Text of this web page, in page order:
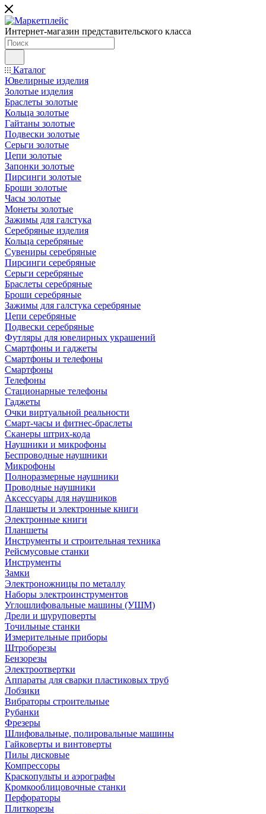
Интернет-магазин представительского класса
Каталог
Ювелирные изделия
Золотые изделия
Браслеты золотые
Кольца золотые
Гайтаны золотые
Подвески золотые
Серьги золотые
Цепи золотые
Запонки золотые
Пирсинги золотые
Броши золотые
Часы золотые
Монеты золотые
Зажимы для галстука
Серебряные изделия
Кольца серебряные
Сувениры серебряные
Пирсинги серебряные
Серьги серебряные
Браслеты серебряные
Броши серебряные
Зажимы для галстука серебряные
Цепи серебряные
Подвески серебряные
Футляры для ювелирных украшений
Смартфоны и гаджеты
Смартфоны и телефоны
Смартфоны
Телефоны
Стационарные телефоны
Гаджеты
Очки виртуальной реальности
Смарт-часы и фитнес-браслеты
Сканеры штрих-кода
Наушники и микрофоны
Беспроводные наушники
Микрофоны
Полноразмерные наушники
Проводные наушники
Аксессуары для наушников
Планшеты и электронные книги
Электронные книги
Планшеты
Инструменты и строительная техника
Рейсмусовые станки
Инструменты
Замки
Электроножницы по металлу
Наборы электроинструментов
Углошлифовальные машины (УШМ)
Дрели и шуруповерты
Точильные станки
Измерительные приборы
Штроборезы
Бензорезы
Электроотвертки
Аппараты для сварки пластиковых труб
Лобзики
Вибраторы строительные
Рубанки
Фрезеры
Шлифовальные, полировальные машины
Гайковерты и винтоверты
Пилы дисковые
Компрессоры
Краскопульты и аэрографы
Кромкооблицовочные станки
Перфораторы
Плиткорезы